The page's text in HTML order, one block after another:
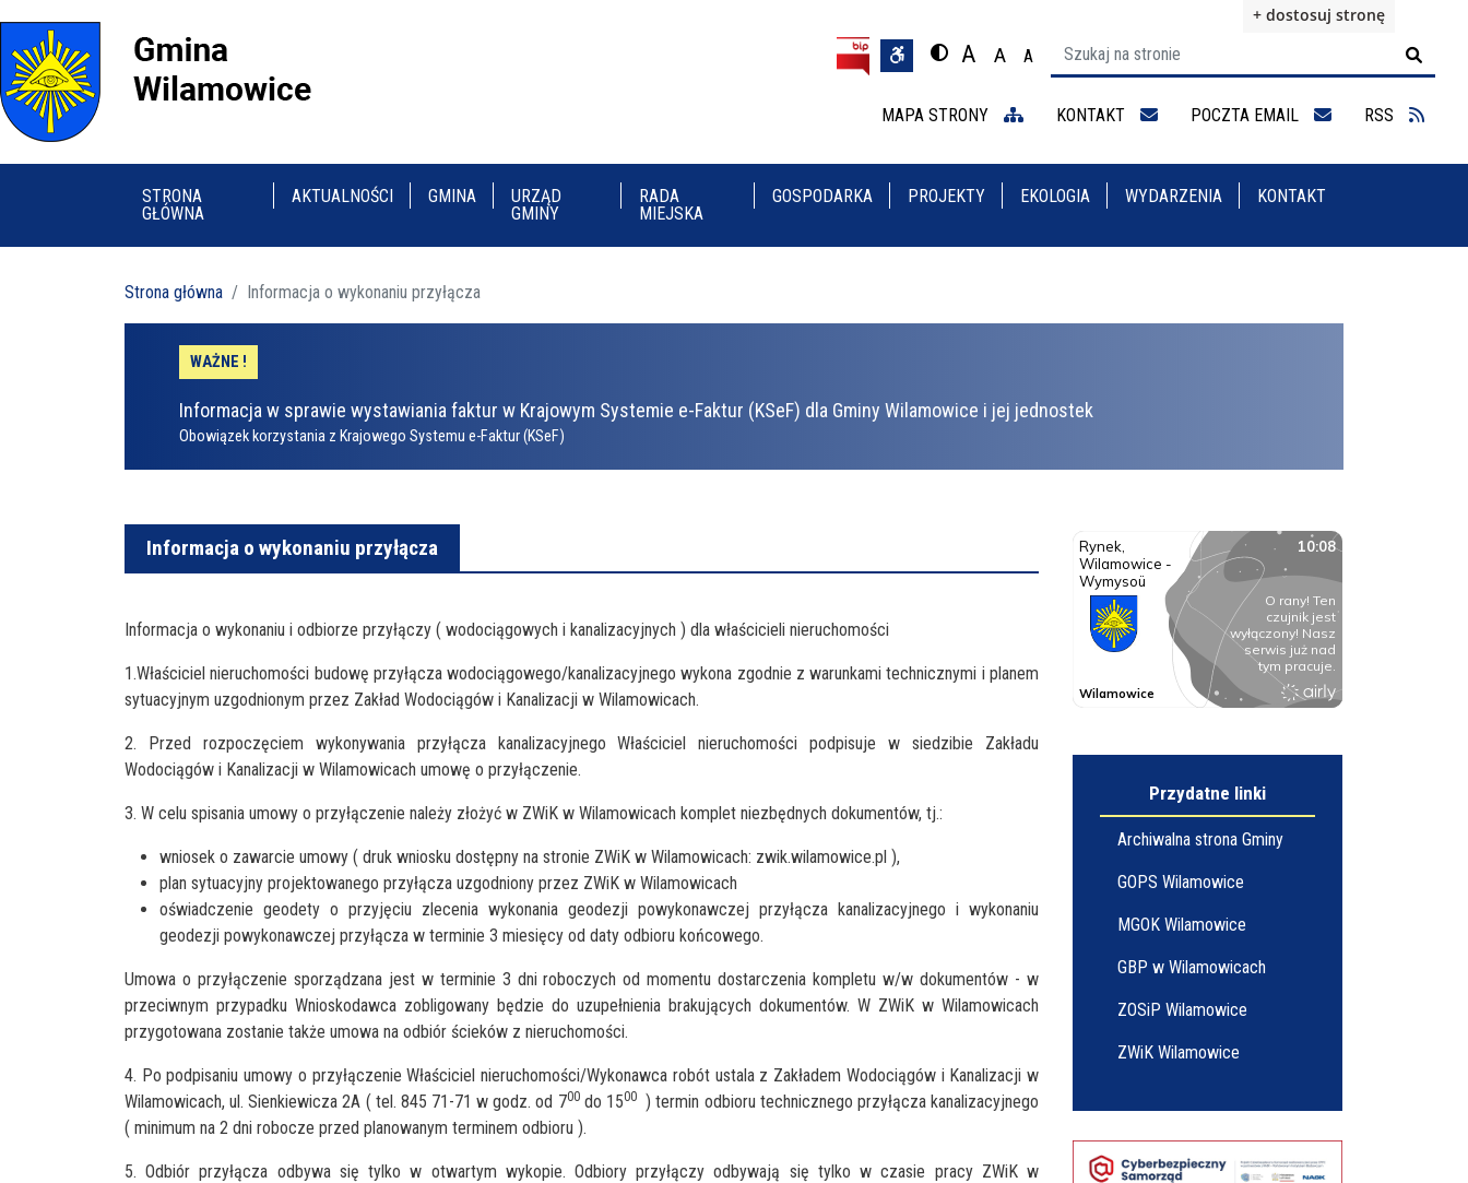
+ dostosuj stronę
Przełącz na motyw wysokiej widoczności
A
A
Ustaw rozmiar czcionki na 125%
A
Ustaw rozmiar czcionki na 100%

MAPA STRONY KONTAKT POCZTA EMAIL RSS
STRONA
GŁÓWNA
AKTUALNOŚCI GMINA
URZĄD
GMINY
RADA
MIEJSKA
GOSPODARKA PROJEKTY EKOLOGIA WYDARZENIA KONTAKT
Strona główna Informacja o wykonaniu przyłącza
WAŻNE !
Informacja w sprawie wystawiania faktur w Krajowym Systemie e-Faktur (KSeF) dla Gminy Wilamowice i jej jednostek
Obowiązek korzystania z Krajowego Systemu e-Faktur (KSeF)
Informacja o wykonaniu przyłącza
Informacja o wykonaniu i odbiorze przyłączy ( wodociągowych i kanalizacyjnych ) dla właścicieli nieruchomości
1.Właściciel nieruchomości budowę przyłącza wodociągowego/kanalizacyjnego wykona zgodnie z warunkami technicznymi i planem
sytuacyjnym uzgodnionym przez Zakład Wodociągów i Kanalizacji w Wilamowicach.
2. Przed rozpoczęciem wykonywania przyłącza kanalizacyjnego Właściciel nieruchomości podpisuje w siedzibie Zakładu
Wodociągów i Kanalizacji w Wilamowicach umowę o przyłączenie.
3. W celu spisania umowy o przyłączenie należy złożyć w ZWiK w Wilamowicach komplet niezbędnych dokumentów, tj.:
wniosek o zawarcie umowy ( druk wniosku dostępny na stronie ZWiK w Wilamowicach: zwik.wilamowice.pl ),
plan sytuacyjny projektowanego przyłącza uzgodniony przez ZWiK w Wilamowicach
oświadczenie geodety o przyjęciu zlecenia wykonania geodezji powykonawczej przyłącza kanalizacyjnego i wykonaniu
geodezji powykonawczej przyłącza w terminie 3 miesięcy od daty odbioru końcowego.
Umowa o przyłączenie sporządzana jest w terminie 3 dni roboczych od momentu dostarczenia kompletu w/w dokumentów - w
przeciwnym przypadku Wnioskodawca zobligowany będzie do uzupełnienia brakujących dokumentów. W ZWiK w Wilamowicach
przygotowana zostanie także umowa na odbiór ścieków z nieruchomości.
4. Po podpisaniu umowy o przyłączenie Właściciel nieruchomości/Wykonawca robót ustala z Zakładem Wodociągów i Kanalizacji w
Wilamowicach, ul. Sienkiewicza 2A ( tel. 845 71-71 w godz. od 700do 1500) termin odbioru technicznego przyłącza kanalizacyjnego
( minimum na 2 dni robocze przed planowanym terminem odbioru ).
5. Odbiór przyłącza odbywa się tylko w otwartym wykopie. Odbiory przyłączy odbywają się tylko w czasie pracy ZWiK w
Przydatne linki
Archiwalna strona Gminy
GOPS Wilamowice
MGOK Wilamowice
GBP w Wilamowicach
ZOSiP Wilamowice
ZWiK Wilamowice